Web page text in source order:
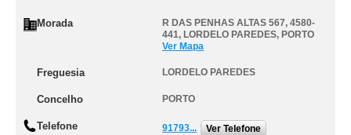
Morada
R DAS PENHAS ALTAS 567, 4580-
441, LORDELO PAREDES, PORTO
Ver Mapa
Freguesia LORDELO PAREDES
Concelho PORTO
Telefone 91793... Ver Telefone